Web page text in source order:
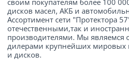
дисков масел, АКБ и
Ассортимент сети "Протектора
отечественными,так и
производителями. Мы
дилерами крупнейших мировых
и дисков.